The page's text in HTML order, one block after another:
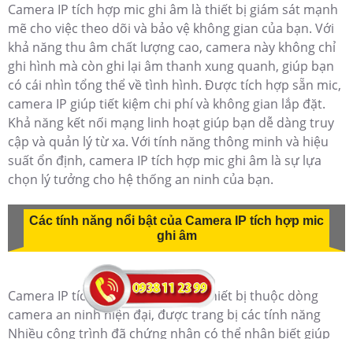
Camera IP tích hợp mic ghi âm là thiết bị giám sát mạnh
mẽ cho việc theo dõi và bảo vệ không gian của bạn. Với
khả năng thu âm chất lượng cao, camera này không chỉ
ghi hình mà còn ghi lại âm thanh xung quanh, giúp bạn
có cái nhìn tổng thể về tình hình. Được tích hợp sẵn mic,
camera IP giúp tiết kiệm chi phí và không gian lắp đặt.
Khả năng kết nối mạng linh hoạt giúp bạn dễ dàng truy
cập và quản lý từ xa. Với tính năng thông minh và hiệu
suất ổn định, camera IP tích hợp mic ghi âm là sự lựa
chọn lý tưởng cho hệ thống an ninh của bạn.
Các tính năng nổi bật của Camera IP tích hợp mic
ghi âm
Camera IP tích hợp mic ghi âm là thiết bị thuộc dòng
camera an ninh hiện đại, được trang bị các tính năng
Nhiều công trình đã chứng nhận có thể nhận biết giúp